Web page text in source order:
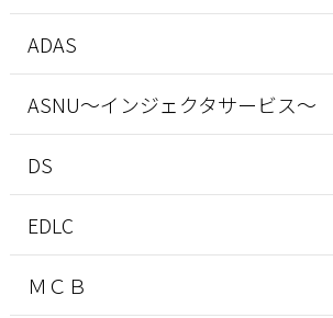
ADAS
ASNU～インジェクタサービス～
DS
EDLC
ＭＣＢ